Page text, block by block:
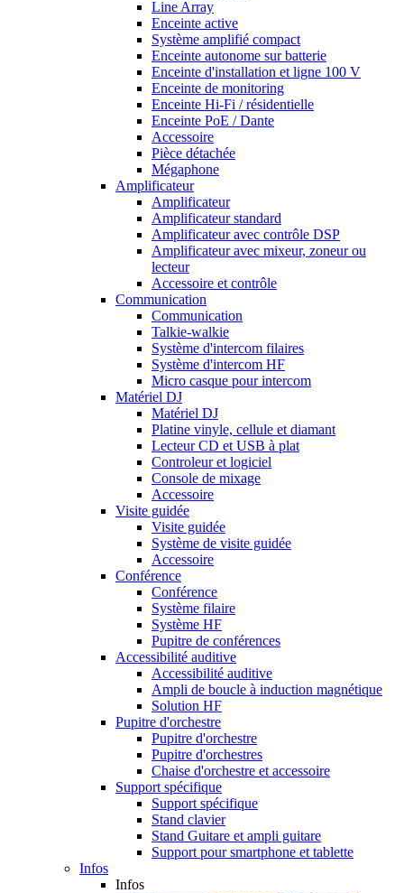
Line Array
Enceinte active
Système amplifié compact
Enceinte autonome sur batterie
Enceinte d'installation et ligne 100 V
Enceinte de monitoring
Enceinte Hi-Fi / résidentielle
Enceinte PoE / Dante
Accessoire
Pièce détachée
Mégaphone
Amplificateur
Amplificateur
Amplificateur standard
Amplificateur avec contrôle DSP
Amplificateur avec mixeur, zoneur ou
lecteur
Accessoire et contrôle
Communication
Communication
Talkie-walkie
Système d'intercom filaires
Système d'intercom HF
Micro casque pour intercom
Matériel DJ
Matériel DJ
Platine vinyle, cellule et diamant
Lecteur CD et USB à plat
Controleur et logiciel
Console de mixage
Accessoire
Visite guidée
Visite guidée
Système de visite guidée
Accessoire
Conférence
Conférence
Système filaire
Système HF
Pupitre de conférences
Accessibilité auditive
Accessibilité auditive
Ampli de boucle à induction magnétique
Solution HF
Pupitre d'orchestre
Pupitre d'orchestre
Pupitre d'orchestres
Chaise d'orchestre et accessoire
Support spécifique
Support spécifique
Stand clavier
Stand Guitare et ampli guitare
Support pour smartphone et tablette
Infos
Infos